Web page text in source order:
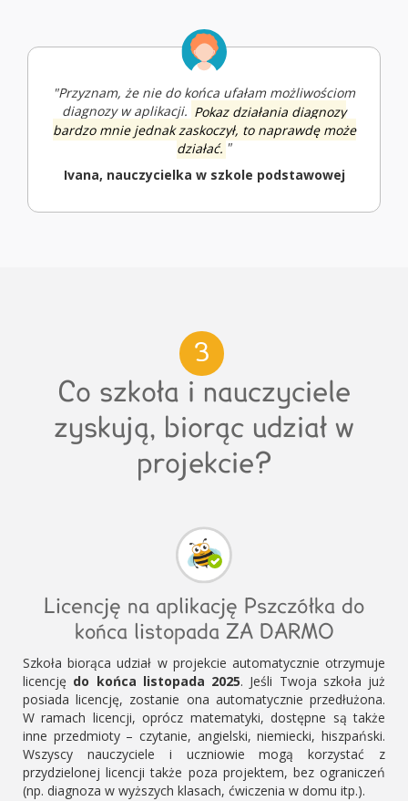
"Przyznam, że nie do końca ufałam możliwościom
diagnozy w aplikacji. Pokaz działania diagnozy
bardzo mnie jednak zaskoczył, to naprawdę może
działać. "
Ivana, nauczycielka w szkole podstawowej
3
Co szkoła i nauczyciele
zyskują, biorąc udział w
projekcie?
Licencję na aplikację Pszczółka do
końca listopada ZA DARMO
Szkoła biorąca udział w projekcie automatycznie otrzymuje
licencję do końca listopada 2025. Jeśli Twoja szkoła już
posiada licencję, zostanie ona automatycznie przedłużona.
W ramach licencji, oprócz matematyki, dostępne są także
inne przedmioty – czytanie, angielski, niemiecki, hiszpański.
Wszyscy nauczyciele i uczniowie mogą korzystać z
przydzielonej licencji także poza projektem, bez ograniczeń
(np. diagnoza w wyższych klasach, ćwiczenia w domu itp.).